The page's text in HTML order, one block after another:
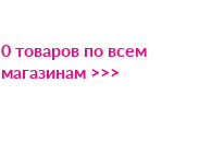
0 товаров по всем
магазинам >>>